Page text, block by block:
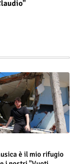
è il mio rifugio